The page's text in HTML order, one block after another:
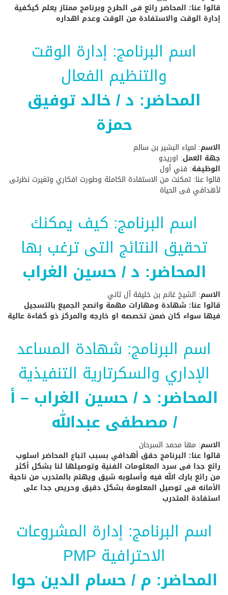
قالوا عنا: المحاضر رائع فى الطرح وبرنامج ممتاز يعلم كيكفية
إدارة الوقت والاستفادة من الوقت وعدم اهداره
اسم البرنامج: إدارة الوقت
والتنظيم الفعال
المحاضر: د / خالد توفيق
حمزة
الاسم: لمياء البشير بن سالم
جهة العمل: اوريدو
الوظيفة: فني أول
قالوا عنا: تمكنت من الاستفادة الكاملة وطورت افكاري وتغيرت نظرتى
لأهدافي فى الحياة
اسم البرنامج: كيف يمكنك
تحقيق النتائج التى ترغب بها
المحاضر: د / حسين الغراب
الاسم: الشيخ غانم بن خليفة آل ثاني
قالوا عنا: شهادة ومهارات مهمة وانصح الجميع بالتسجيل
فيها سواء كان ضمن تخصصه او خارجه والمركز ذو كفاءة عالية
اسم البرنامج: شهادة المساعد
الإداري والسكرتارية التنفيذية
المحاضر: د / حسين الغراب – أ
/ مصطفى عبدالله
الاسم: مها محمد السرحان
قالوا عنا: البرنامج حقق أهدافي بسبب اتباع المحاضر اسلوب
رائع جدا فى سرد المعلومات الفنية وتوصيلها لنا بشكل أكثر
من رائع بارك الله فيه وأسلوبه شيق ويهتم بالمتدرب من ناحية
الأمانه فى توصيل المعلومة بشكل دقيق وحريص جدا على
استفادة المتدرب
اسم البرنامج: إدارة المشروعات
الاحترافية PMP
المحاضر: م / حسام الدين حوا